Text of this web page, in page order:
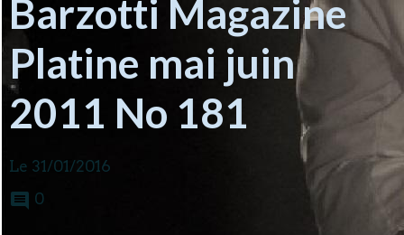
Barzotti Magazine
Platine mai juin
2011 No 181
Le 31/01/2016
0